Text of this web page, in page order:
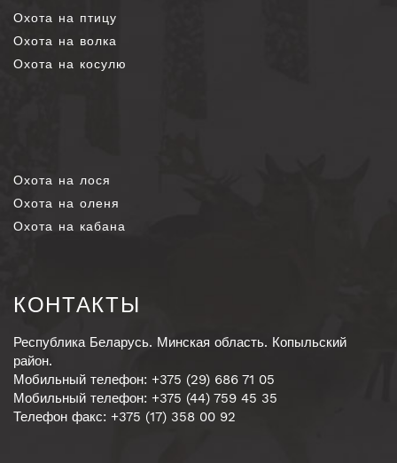
Охота на птицу
Охота на волка
Охота на косулю
Охота на лося
Охота на оленя
Охота на кабана
КОНТАКТЫ
Республика Беларусь. Минская область. Копыльский
район.
Мобильный телефон: +375 (29) 686 71 05
Мобильный телефон: +375 (44) 759 45 35
Телефон факс: +375 (17) 358 00 92